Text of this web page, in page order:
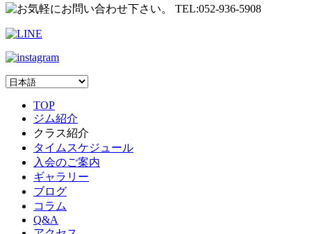
TOP
ジム紹介
クラス紹介
タイムスケジュール
入会のご案内
ギャラリー
ブログ
コラム
Q&A